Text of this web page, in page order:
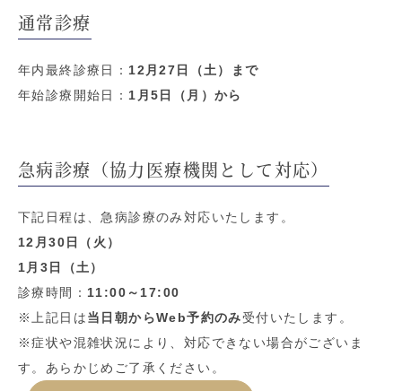
通常診療
年内最終診療日： 12月27日（土）まで
年始診療開始日： 1月5日（月）から
急病診療（協力医療機関として対応）
下記日程は、急病診療のみ対応いたします。
12月30日（火）
1月3日（土）
診療時間： 11:00～17:00
※上記日は当日朝からWeb予約のみ受付いたします。
※症状や混雑状況により、対応できない場合がございま
す。あらかじめご了承ください。